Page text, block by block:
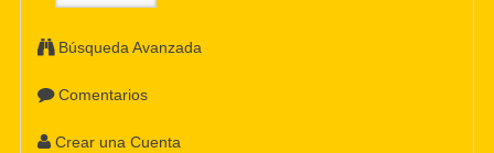
Búsqueda Avanzada
Comentarios
Crear una Cuenta